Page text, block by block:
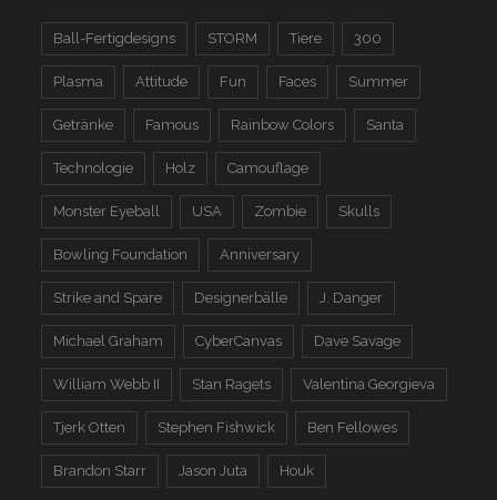
Ball-Fertigdesigns STORM Tiere 300
Plasma Attitude Fun Faces Summer
Getränke Famous Rainbow Colors Santa
Technologie Holz Camouflage
Monster Eyeball USA Zombie Skulls
Bowling Foundation Anniversary
Strike and Spare Designerbälle J. Danger
Michael Graham CyberCanvas Dave Savage
William Webb II Stan Ragets Valentina Georgieva
Tjerk Otten Stephen Fishwick Ben Fellowes
Brandon Starr Jason Juta Houk